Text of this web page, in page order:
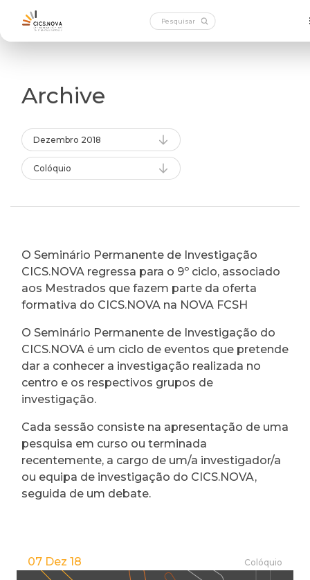
Archive
Dezembro 2018
Colóquio
O Seminário Permanente de Investigação
CICS.NOVA regressa para o 9º ciclo, associado
aos Mestrados que fazem parte da oferta
formativa do CICS.NOVA na NOVA FCSH
O Seminário Permanente de Investigação do
CICS.NOVA é um ciclo de eventos que pretende
dar a conhecer a investigação realizada no
centro e os respectivos grupos de
investigação.
Cada sessão consiste na apresentação de uma
pesquisa em curso ou terminada
recentemente, a cargo de um/a investigador/a
ou equipa de investigação do CICS.NOVA,
seguida de um debate.
07 Dez 18 Colóquio